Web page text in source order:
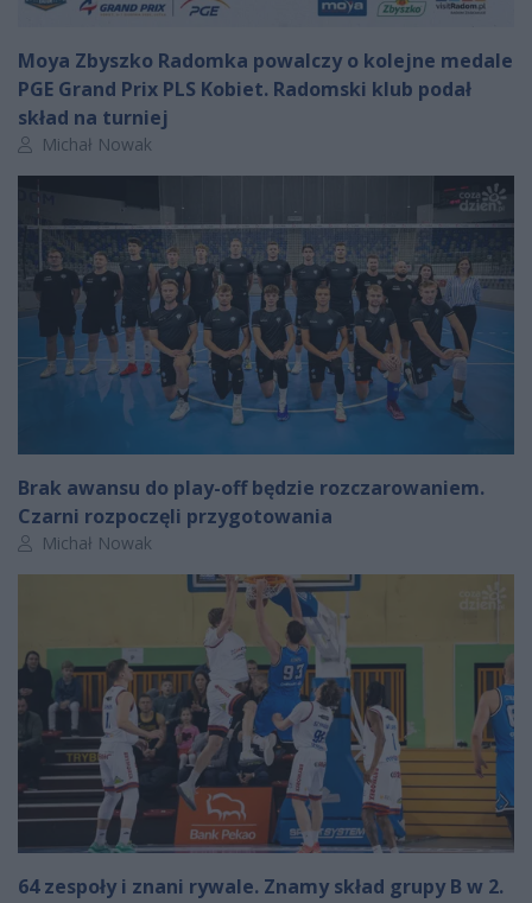
Moya Zbyszko Radomka powalczy o kolejne medale
PGE Grand Prix PLS Kobiet. Radomski klub podał
skład na turniej
Autor artykułu:
Michał Nowak
Brak awansu do play-off będzie rozczarowaniem.
Czarni rozpoczęli przygotowania
Autor artykułu:
Michał Nowak
64 zespoły i znani rywale. Znamy skład grupy B w 2.